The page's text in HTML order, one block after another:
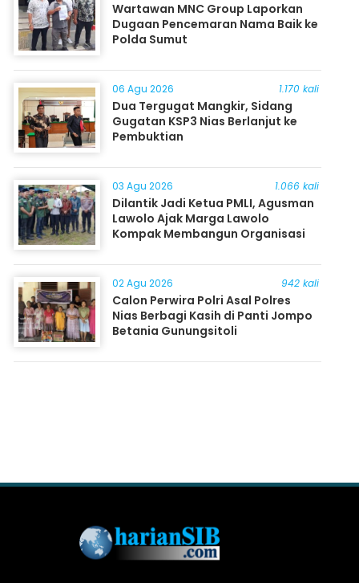
Wartawan MNC Group Laporkan
Dugaan Pencemaran Nama Baik ke
Polda Sumut
06 Agu 2026 1.170 kali
Dua Tergugat Mangkir, Sidang
Gugatan KSP3 Nias Berlanjut ke
Pembuktian
03 Agu 2026 1.066 kali
Dilantik Jadi Ketua PMLI, Agusman
Lawolo Ajak Marga Lawolo
Kompak Membangun Organisasi
02 Agu 2026 942 kali
Calon Perwira Polri Asal Polres
Nias Berbagi Kasih di Panti Jompo
Betania Gunungsitoli